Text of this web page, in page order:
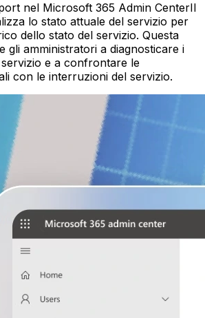
nel Microsoft 365 Admin CenterIl
lo stato attuale del servizio per
dello stato del servizio. Questa
gli amministratori a diagnosticare i
e a confrontare le
con le interruzioni del servizio.